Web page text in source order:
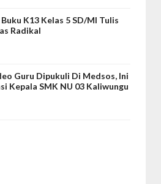
K13 Kelas 5 SD/MI Tulis
Radikal
Guru Dipukuli Di Medsos, Ini
Kepala SMK NU 03 Kaliwungu